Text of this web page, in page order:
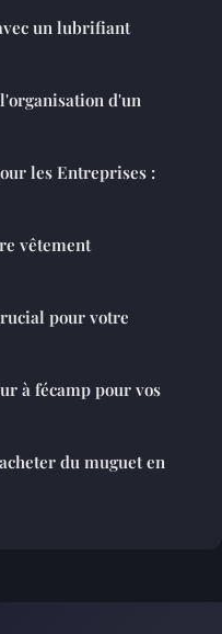
un lubrifiant
d'un
les Entreprises :
vêtement
pour votre
à fécamp pour vos
du muguet en